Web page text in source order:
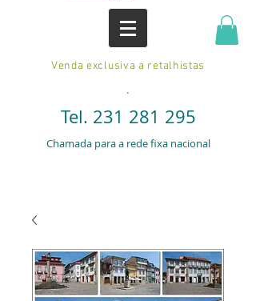
Venda exclusiva a retalhistas
.
Tel. 231 281 295
Chamada para a rede fixa nacional